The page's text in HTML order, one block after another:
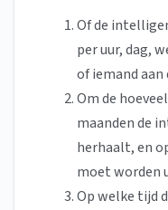
Of de
per uur, dag,
of iemand
Om de
maanden de
herhaalt, en
moet worden
Op welke tijd